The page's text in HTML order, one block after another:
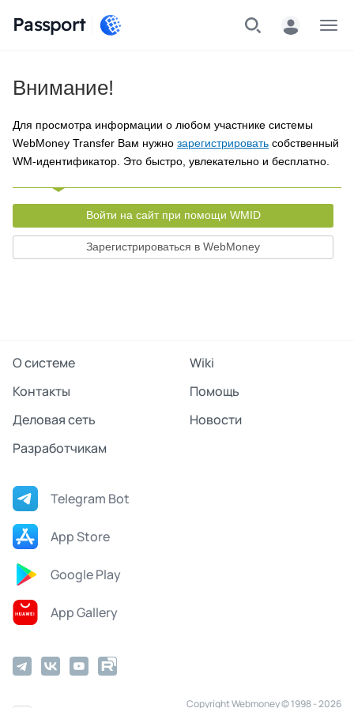
Passport
Внимание!
Для просмотра информации о любом участнике системы
WebMoney Transfer Вам нужно зарегистрировать собственный
WM-идентификатор. Это быстро, увлекательно и бесплатно.
Войти на сайт при помощи WMID
Зарегистрироваться в WebMoney
О системе
Wiki
Контакты
Помощь
Деловая сеть
Новости
Разработчикам
Telegram Bot
App Store
Google Play
App Gallery
Copyright Webmoney © 1998 - 2026